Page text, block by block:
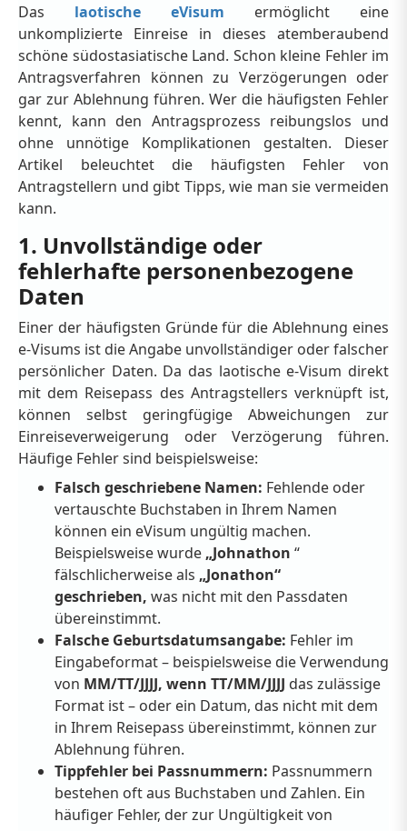
Das laotische eVisum ermöglicht eine
unkomplizierte Einreise in dieses atemberaubend
schöne südostasiatische Land. Schon kleine Fehler im
Antragsverfahren können zu Verzögerungen oder
gar zur Ablehnung führen. Wer die häufigsten Fehler
kennt, kann den Antragsprozess reibungslos und
ohne unnötige Komplikationen gestalten. Dieser
Artikel beleuchtet die häufigsten Fehler von
Antragstellern und gibt Tipps, wie man sie vermeiden
kann.
1. Unvollständige oder
fehlerhafte personenbezogene
Daten
Einer der häufigsten Gründe für die Ablehnung eines
e-Visums ist die Angabe unvollständiger oder falscher
persönlicher Daten. Da das laotische e-Visum direkt
mit dem Reisepass des Antragstellers verknüpft ist,
können selbst geringfügige Abweichungen zur
Einreiseverweigerung oder Verzögerung führen.
Häufige Fehler sind beispielsweise:
Falsch geschriebene Namen: Fehlende oder
vertauschte Buchstaben in Ihrem Namen
können ein eVisum ungültig machen.
Beispielsweise wurde „Johnathon “
fälschlicherweise als „Jonathon“
geschrieben, was nicht mit den Passdaten
übereinstimmt.
Falsche Geburtsdatumsangabe: Fehler im
Eingabeformat – beispielsweise die Verwendung
von MM/TT/JJJJ, wenn TT/MM/JJJJ das zulässige
Format ist – oder ein Datum, das nicht mit dem
in Ihrem Reisepass übereinstimmt, können zur
Ablehnung führen.
Tippfehler bei Passnummern: Passnummern
bestehen oft aus Buchstaben und Zahlen. Ein
häufiger Fehler, der zur Ungültigkeit von